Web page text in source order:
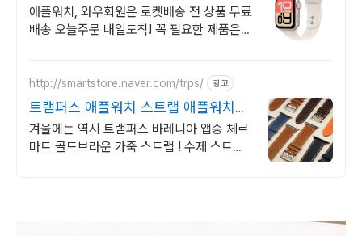
배송
애플워치, 와우회원은 로켓배송 전 상품 무료
배송 오늘주문 내일도착! 꼭 필요한 제품은
http://smartstore.naver.com/trps/ 광고
트램퍼스 애플워치 스트랩 애플워치스
트랩 트램퍼스 가죽
겨울에는 역시 트램퍼스 바레니아 앱송 체르
마트 골드브라운 가죽 스트랩 ! 수제 스트랩